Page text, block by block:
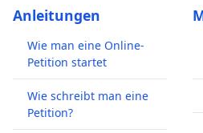
Anleitungen
Wie man eine Online-
Petition startet
Wie schreibt man eine
Petition?